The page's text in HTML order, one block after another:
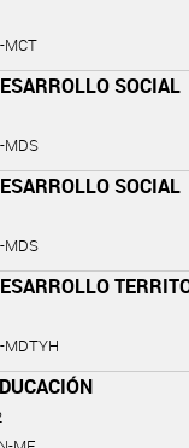
MCT
SOCIAL
MDS
SOCIAL
MDS
MDTYH